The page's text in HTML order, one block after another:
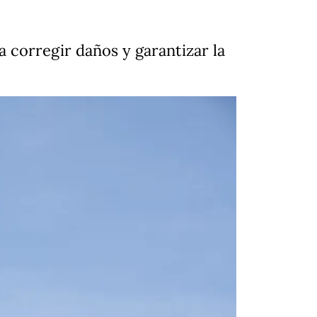
corregir daños y garantizar la